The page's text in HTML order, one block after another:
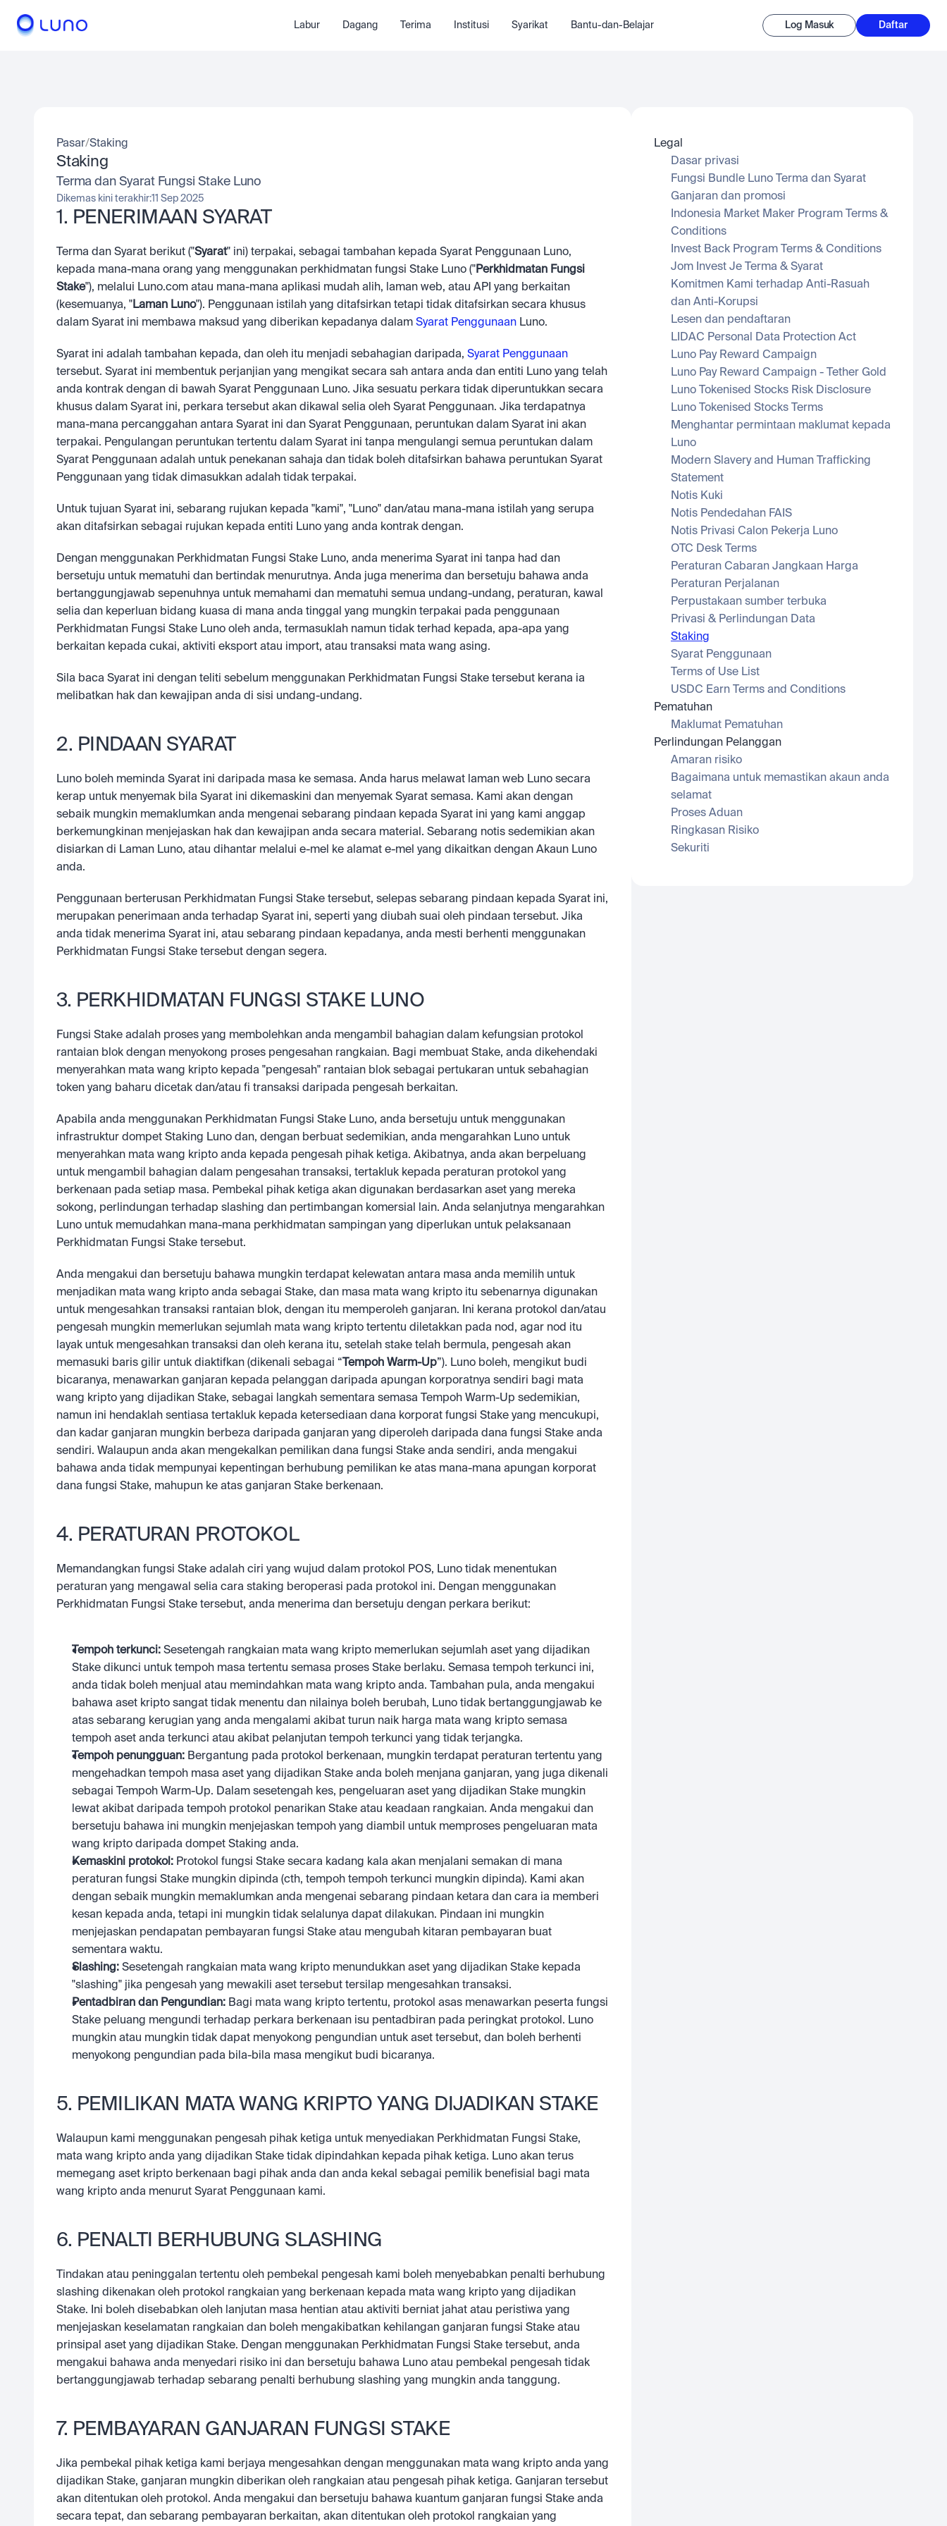
Labur Dagang Terima Institusi Syarikat Bantu-dan-Belajar Log Masuk Daftar
Pasar/Staking
Staking
Terma dan Syarat Fungsi Stake Luno
Dikemas kini terakhir:11 Sep 2025
1. PENERIMAAN SYARAT
Terma dan Syarat berikut ("Syarat" ini) terpakai, sebagai tambahan kepada Syarat Penggunaan Luno,
kepada mana-mana orang yang menggunakan perkhidmatan fungsi Stake Luno ("Perkhidmatan Fungsi
Stake"), melalui Luno.com atau mana-mana aplikasi mudah alih, laman web, atau API yang berkaitan
(kesemuanya, "Laman Luno"). Penggunaan istilah yang ditafsirkan tetapi tidak ditafsirkan secara khusus
dalam Syarat ini membawa maksud yang diberikan kepadanya dalam Syarat Penggunaan Luno.
Syarat ini adalah tambahan kepada, dan oleh itu menjadi sebahagian daripada, Syarat Penggunaan
tersebut. Syarat ini membentuk perjanjian yang mengikat secara sah antara anda dan entiti Luno yang telah
anda kontrak dengan di bawah Syarat Penggunaan Luno. Jika sesuatu perkara tidak diperuntukkan secara
khusus dalam Syarat ini, perkara tersebut akan dikawal selia oleh Syarat Penggunaan. Jika terdapatnya
mana-mana percanggahan antara Syarat ini dan Syarat Penggunaan, peruntukan dalam Syarat ini akan
terpakai. Pengulangan peruntukan tertentu dalam Syarat ini tanpa mengulangi semua peruntukan dalam
Syarat Penggunaan adalah untuk penekanan sahaja dan tidak boleh ditafsirkan bahawa peruntukan Syarat
Penggunaan yang tidak dimasukkan adalah tidak terpakai.
Untuk tujuan Syarat ini, sebarang rujukan kepada "kami", "Luno" dan/atau mana-mana istilah yang serupa
akan ditafsirkan sebagai rujukan kepada entiti Luno yang anda kontrak dengan.
Dengan menggunakan Perkhidmatan Fungsi Stake Luno, anda menerima Syarat ini tanpa had dan
bersetuju untuk mematuhi dan bertindak menurutnya. Anda juga menerima dan bersetuju bahawa anda
bertanggungjawab sepenuhnya untuk memahami dan mematuhi semua undang-undang, peraturan, kawal
selia dan keperluan bidang kuasa di mana anda tinggal yang mungkin terpakai pada penggunaan
Perkhidmatan Fungsi Stake Luno oleh anda, termasuklah namun tidak terhad kepada, apa-apa yang
berkaitan kepada cukai, aktiviti eksport atau import, atau transaksi mata wang asing.
Sila baca Syarat ini dengan teliti sebelum menggunakan Perkhidmatan Fungsi Stake tersebut kerana ia
melibatkan hak dan kewajipan anda di sisi undang-undang.
2. PINDAAN SYARAT
Luno boleh meminda Syarat ini daripada masa ke semasa. Anda harus melawat laman web Luno secara
kerap untuk menyemak bila Syarat ini dikemaskini dan menyemak Syarat semasa. Kami akan dengan
sebaik mungkin memaklumkan anda mengenai sebarang pindaan kepada Syarat ini yang kami anggap
berkemungkinan menjejaskan hak dan kewajipan anda secara material. Sebarang notis sedemikian akan
disiarkan di Laman Luno, atau dihantar melalui e-mel ke alamat e-mel yang dikaitkan dengan Akaun Luno
anda.
Penggunaan berterusan Perkhidmatan Fungsi Stake tersebut, selepas sebarang pindaan kepada Syarat ini,
merupakan penerimaan anda terhadap Syarat ini, seperti yang diubah suai oleh pindaan tersebut. Jika
anda tidak menerima Syarat ini, atau sebarang pindaan kepadanya, anda mesti berhenti menggunakan
Perkhidmatan Fungsi Stake tersebut dengan segera.
3. PERKHIDMATAN FUNGSI STAKE LUNO
Fungsi Stake adalah proses yang membolehkan anda mengambil bahagian dalam kefungsian protokol
rantaian blok dengan menyokong proses pengesahan rangkaian. Bagi membuat Stake, anda dikehendaki
menyerahkan mata wang kripto kepada "pengesah" rantaian blok sebagai pertukaran untuk sebahagian
token yang baharu dicetak dan/atau fi transaksi daripada pengesah berkaitan.
Apabila anda menggunakan Perkhidmatan Fungsi Stake Luno, anda bersetuju untuk menggunakan
infrastruktur dompet Staking Luno dan, dengan berbuat sedemikian, anda mengarahkan Luno untuk
menyerahkan mata wang kripto anda kepada pengesah pihak ketiga. Akibatnya, anda akan berpeluang
untuk mengambil bahagian dalam pengesahan transaksi, tertakluk kepada peraturan protokol yang
berkenaan pada setiap masa. Pembekal pihak ketiga akan digunakan berdasarkan aset yang mereka
sokong, perlindungan terhadap slashing dan pertimbangan komersial lain. Anda selanjutnya mengarahkan
Luno untuk memudahkan mana-mana perkhidmatan sampingan yang diperlukan untuk pelaksanaan
Perkhidmatan Fungsi Stake tersebut.
Anda mengakui dan bersetuju bahawa mungkin terdapat kelewatan antara masa anda memilih untuk
menjadikan mata wang kripto anda sebagai Stake, dan masa mata wang kripto itu sebenarnya digunakan
untuk mengesahkan transaksi rantaian blok, dengan itu memperoleh ganjaran. Ini kerana protokol dan/atau
pengesah mungkin memerlukan sejumlah mata wang kripto tertentu diletakkan pada nod, agar nod itu
layak untuk mengesahkan transaksi dan oleh kerana itu, setelah stake telah bermula, pengesah akan
memasuki baris gilir untuk diaktifkan (dikenali sebagai “ Tempoh Warm-Up”). Luno boleh, mengikut budi
bicaranya, menawarkan ganjaran kepada pelanggan daripada apungan korporatnya sendiri bagi mata
wang kripto yang dijadikan Stake, sebagai langkah sementara semasa Tempoh Warm-Up sedemikian,
namun ini hendaklah sentiasa tertakluk kepada ketersediaan dana korporat fungsi Stake yang mencukupi,
dan kadar ganjaran mungkin berbeza daripada ganjaran yang diperoleh daripada dana fungsi Stake anda
sendiri. Walaupun anda akan mengekalkan pemilikan dana fungsi Stake anda sendiri, anda mengakui
bahawa anda tidak mempunyai kepentingan berhubung pemilikan ke atas mana-mana apungan korporat
dana fungsi Stake, mahupun ke atas ganjaran Stake berkenaan.
4. PERATURAN PROTOKOL
Memandangkan fungsi Stake adalah ciri yang wujud dalam protokol POS, Luno tidak menentukan
peraturan yang mengawal selia cara staking beroperasi pada protokol ini. Dengan menggunakan
Perkhidmatan Fungsi Stake tersebut, anda menerima dan bersetuju dengan perkara berikut:
Tempoh terkunci: Sesetengah rangkaian mata wang kripto memerlukan sejumlah aset yang dijadikan
Stake dikunci untuk tempoh masa tertentu semasa proses Stake berlaku. Semasa tempoh terkunci ini,
anda tidak boleh menjual atau memindahkan mata wang kripto anda. Tambahan pula, anda mengakui
bahawa aset kripto sangat tidak menentu dan nilainya boleh berubah, Luno tidak bertanggungjawab ke
atas sebarang kerugian yang anda mengalami akibat turun naik harga mata wang kripto semasa
tempoh aset anda terkunci atau akibat pelanjutan tempoh terkunci yang tidak terjangka.
Tempoh penungguan: Bergantung pada protokol berkenaan, mungkin terdapat peraturan tertentu yang
mengehadkan tempoh masa aset yang dijadikan Stake anda boleh menjana ganjaran, yang juga dikenali
sebagai Tempoh Warm-Up. Dalam sesetengah kes, pengeluaran aset yang dijadikan Stake mungkin
lewat akibat daripada tempoh protokol penarikan Stake atau keadaan rangkaian. Anda mengakui dan
bersetuju bahawa ini mungkin menjejaskan tempoh yang diambil untuk memproses pengeluaran mata
wang kripto daripada dompet Staking anda.
Kemaskini protokol: Protokol fungsi Stake secara kadang kala akan menjalani semakan di mana
peraturan fungsi Stake mungkin dipinda (cth, tempoh tempoh terkunci mungkin dipinda). Kami akan
dengan sebaik mungkin memaklumkan anda mengenai sebarang pindaan ketara dan cara ia memberi
kesan kepada anda, tetapi ini mungkin tidak selalunya dapat dilakukan. Pindaan ini mungkin
menjejaskan pendapatan pembayaran fungsi Stake atau mengubah kitaran pembayaran buat
sementara waktu.
Slashing: Sesetengah rangkaian mata wang kripto menundukkan aset yang dijadikan Stake kepada
"slashing" jika pengesah yang mewakili aset tersebut tersilap mengesahkan transaksi.
Pentadbiran dan Pengundian: Bagi mata wang kripto tertentu, protokol asas menawarkan peserta fungsi
Stake peluang mengundi terhadap perkara berkenaan isu pentadbiran pada peringkat protokol. Luno
mungkin atau mungkin tidak dapat menyokong pengundian untuk aset tersebut, dan boleh berhenti
menyokong pengundian pada bila-bila masa mengikut budi bicaranya.
5. PEMILIKAN MATA WANG KRIPTO YANG DIJADIKAN STAKE
Walaupun kami menggunakan pengesah pihak ketiga untuk menyediakan Perkhidmatan Fungsi Stake,
mata wang kripto anda yang dijadikan Stake tidak dipindahkan kepada pihak ketiga. Luno akan terus
memegang aset kripto berkenaan bagi pihak anda dan anda kekal sebagai pemilik benefisial bagi mata
wang kripto anda menurut Syarat Penggunaan kami.
6. PENALTI BERHUBUNG SLASHING
Tindakan atau peninggalan tertentu oleh pembekal pengesah kami boleh menyebabkan penalti berhubung
slashing dikenakan oleh protokol rangkaian yang berkenaan kepada mata wang kripto yang dijadikan
Stake. Ini boleh disebabkan oleh lanjutan masa hentian atau aktiviti berniat jahat atau peristiwa yang
menjejaskan keselamatan rangkaian dan boleh mengakibatkan kehilangan ganjaran fungsi Stake atau
prinsipal aset yang dijadikan Stake. Dengan menggunakan Perkhidmatan Fungsi Stake tersebut, anda
mengakui bahawa anda menyedari risiko ini dan bersetuju bahawa Luno atau pembekal pengesah tidak
bertanggungjawab terhadap sebarang penalti berhubung slashing yang mungkin anda tanggung.
7. PEMBAYARAN GANJARAN FUNGSI STAKE
Jika pembekal pihak ketiga kami berjaya mengesahkan dengan menggunakan mata wang kripto anda yang
dijadikan Stake, ganjaran mungkin diberikan oleh rangkaian atau pengesah pihak ketiga. Ganjaran tersebut
akan ditentukan oleh protokol. Anda mengakui dan bersetuju bahawa kuantum ganjaran fungsi Stake anda
secara tepat, dan sebarang pembayaran berkaitan, akan ditentukan oleh protokol rangkaian yang
Legal
Dasar privasi
Fungsi Bundle Luno Terma dan Syarat
Ganjaran dan promosi
Indonesia Market Maker Program Terms &
Conditions
Invest Back Program Terms & Conditions
Jom Invest Je Terma & Syarat
Komitmen Kami terhadap Anti-Rasuah
dan Anti-Korupsi
Lesen dan pendaftaran
LIDAC Personal Data Protection Act
Luno Pay Reward Campaign
Luno Pay Reward Campaign - Tether Gold
Luno Tokenised Stocks Risk Disclosure
Luno Tokenised Stocks Terms
Menghantar permintaan maklumat kepada
Luno
Modern Slavery and Human Trafficking
Statement
Notis Kuki
Notis Pendedahan FAIS
Notis Privasi Calon Pekerja Luno
OTC Desk Terms
Peraturan Cabaran Jangkaan Harga
Peraturan Perjalanan
Perpustakaan sumber terbuka
Privasi & Perlindungan Data
Staking
Syarat Penggunaan
Terms of Use List
USDC Earn Terms and Conditions
Pematuhan
Maklumat Pematuhan
Perlindungan Pelanggan
Amaran risiko
Bagaimana untuk memastikan akaun anda
selamat
Proses Aduan
Ringkasan Risiko
Sekuriti